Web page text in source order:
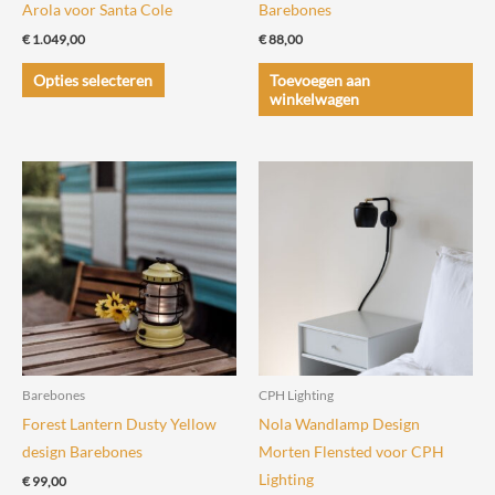
Arola voor Santa Cole
€1.049,00
Opties selecteren
Dit
product
variaties.
Deze
optie
kan
gekozen
worden
op
de
productpagina
Barebones
€88,00
Toevoegen aan
winkelwagen
Barebones
Forest Lantern Dusty Yellow
design Barebones
€99,00
CPH Lighting
Nola Wandlamp Design
Morten Flensted voor CPH
Lighting